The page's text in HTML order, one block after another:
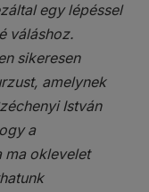
egy lépéssel
váláshoz.
sikeresen
amelynek
István
a
ma oklevelet